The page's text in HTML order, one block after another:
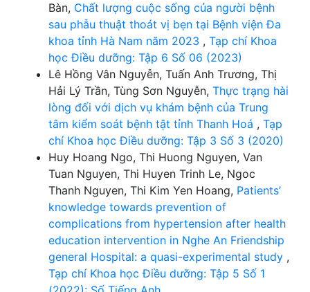
Bàn, Chất lượng cuộc sống của người bệnh
sau phẫu thuật thoát vị bẹn tại Bệnh viện Đa
khoa tỉnh Hà Nam năm 2023 , Tạp chí Khoa
học Điều dưỡng: Tập 6 Số 06 (2023)
Lê Hồng Vân Nguyễn, Tuấn Anh Trương, Thị
Hải Lý Trần, Tùng Sơn Nguyễn, Thực trạng hài
lòng đối với dịch vụ khám bệnh của Trung
tâm kiểm soát bệnh tật tỉnh Thanh Hoá , Tạp
chí Khoa học Điều dưỡng: Tập 3 Số 3 (2020)
Huy Hoang Ngo, Thi Huong Nguyen, Van
Tuan Nguyen, Thi Huyen Trinh Le, Ngoc
Thanh Nguyen, Thi Kim Yen Hoang, Patients’
knowledge towards prevention of
complications from hypertension after health
education intervention in Nghe An Friendship
general Hospital: a quasi-experimental study ,
Tạp chí Khoa học Điều dưỡng: Tập 5 Số 1